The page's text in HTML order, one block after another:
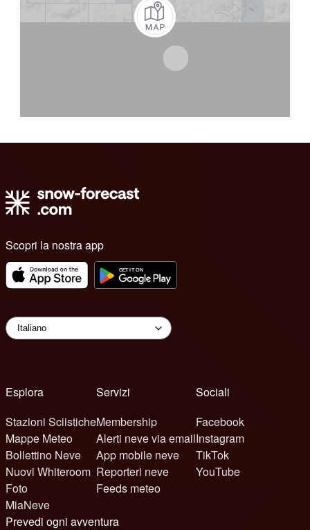
Scopri la nostra app
Esplora
Stazioni Sciistiche
Mappe Meteo
Bollettino Neve
Nuovi Whiteroom
Foto
MiaNeve
Servizi
Membership
Alerti neve via email
App mobile neve
Reporteri neve
Feeds meteo
Sociali
Facebook
Instagram
TikTok
YouTube
Prevedi ogni avventura